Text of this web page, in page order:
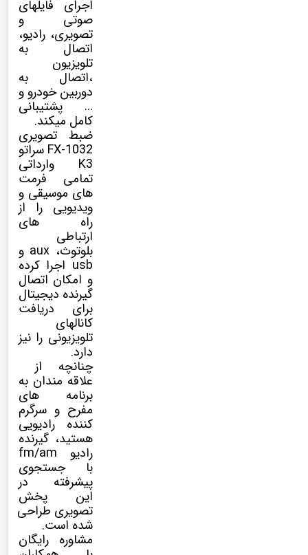
اجرای فایلهای
صوتی و
تصویری، رادیو،
اتصال به
تلویزیون
،اتصال به
دوربین خودرو و
… پشتیبانی
کامل میکند.
ضبط تصویری
FX-1032 سراتو
K3 وارداتی
تمامی فرمت
های موسیقی و
ویدیویی را از
راه های
ارتباطی
بلوتوث، aux و
usb اجرا کرده
و امکان اتصال
گیرنده دیجیتال
برای دریافت
کانالهای
تلویزیونی را نیز
دارد.
چنانچه از
علاقه مندان به
برنامه های
مفرح و سرگرم
کننده رادیویی
هستید، گیرنده
رادیو fm/am
با جستجوی
پیشرفته در
این پخش
تصویری طراحی
شده است.
مشاوره رایگان